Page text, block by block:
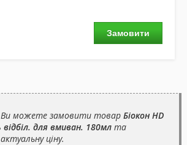
Замовити
Ви можете замовити товар Біокон HD
відбіл. для вмиван. 180мл та
ціну.